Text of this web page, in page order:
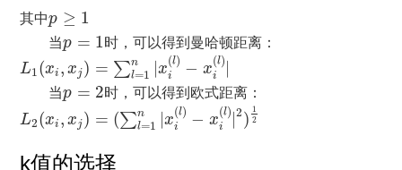
其中p ≥ 1
p ≥1
当p = 1
p 时，可以得到曼哈顿距离：
L1(xi , xj ) = ∑n
l=1 |x(l)
i − x(l)
i
,x = 1n x i( l)−xi(l)
当p = 2
p 时，可以得到欧式距离：
L2(xi , xj) = (∑n
l=1 |x(l)
i − x(l)
i |2)
1
2
,x = 1 n| x (l )−x i( l 2)12
k值的选择